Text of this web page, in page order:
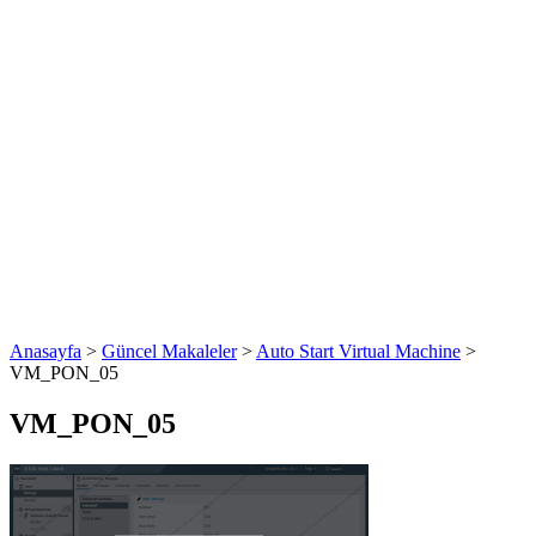
Anasayfa > Güncel Makaleler> Auto Start Virtual Machine >
VM_PON_05
VM_PON_05